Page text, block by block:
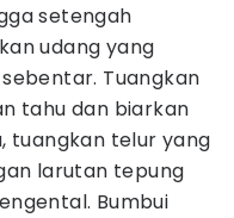
setengah
udang yang
Tuangkan
tahu dan biarkan
tuangkan telur yang
larutan tepung
Bumbui